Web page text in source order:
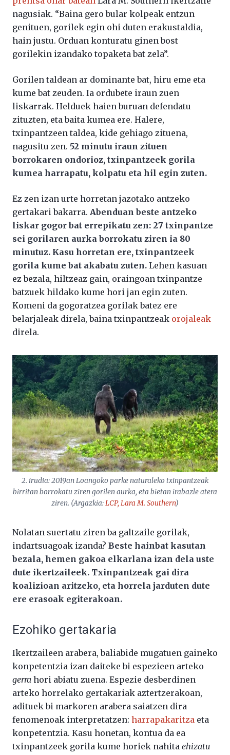
nagusiak. “Baina gero bular kolpeak entzun
genituen, gorilek egin ohi duten erakustaldia,
hain justu. Orduan konturatu ginen bost
gorilekin izandako topaketa bat zela”.
Gorilen taldean ar dominante bat, hiru eme eta
kume bat zeuden. Ia ordubete iraun zuen
liskarrak. Helduek haien buruan defendatu
zituzten, eta baita kumea ere. Halere,
txinpantzeen taldea, kide gehiago zituena,
nagusitu zen. 52 minutu iraun zituen
borrokaren ondorioz, txinpantzeek gorila
kumea harrapatu, kolpatu eta hil egin zuten.
Ez zen izan urte horretan jazotako antzeko
gertakari bakarra. Abenduan beste antzeko
liskar gogor bat errepikatu zen: 27 txinpantze
sei gorilaren aurka borrokatu ziren ia 80
minutuz. Kasu horretan ere, txinpantzeek
gorila kume bat akabatu zuten. Lehen kasuan
ez bezala, hiltzeaz gain, oraingoan txinpantze
batzuek hildako kume hori jan egin zuten.
Komeni da gogoratzea gorilak batez ere
belarjaleak direla, baina txinpantzeak orojaleak
direla.
2. irudia: 2019an Loangoko parke naturaleko txinpantzeak
birritan borrokatu ziren gorilen aurka, eta bietan irabazle atera
ziren. (Argazkia:LCP, Lara M. Southern)
Nolatan suertatu ziren ba galtzaile gorilak,
indartsuagoak izanda? Beste hainbat kasutan
bezala, hemen gakoa elkarlana izan dela uste
dute ikertzaileek. Txinpantzeak gai dira
koalizioan aritzeko, eta horrela jarduten dute
ere erasoak egiterakoan.
Ezohiko gertakaria
Ikertzaileen arabera, baliabide mugatuen gaineko
konpetentzia izan daiteke bi espezieen arteko
gerra hori abiatu zuena. Espezie desberdinen
arteko horrelako gertakariak aztertzerakoan,
adituek bi markoren arabera saiatzen dira
fenomenoak interpretatzen: harrapakaritza eta
konpetentzia. Kasu honetan, kontua da ea
txinpantzeek gorila kume horiek nahita ehizatu